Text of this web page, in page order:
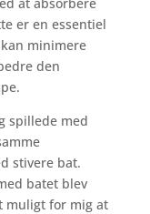
er en essentiel
minimere
den
spillede med
stivere bat.
batet blev
muligt for mig at